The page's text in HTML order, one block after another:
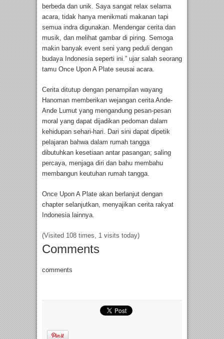
berbeda dan unik. Saya sangat relax selama
acara, tidak hanya menikmati makanan tapi
semua indra digunakan. Mendengar cerita dan
musik, dan melihat gambar di piring. Semoga
makin banyak event seni yang peduli dengan
budaya Indonesia seperti ini.” ujar salah seorang
tamu Once Upon A Plate seusai acara.
Cerita ditutup dengan penampilan wayang
Hanoman memberikan wejangan cerita Ande-
Ande Lumut yang mengandung pesan-pesan
moral yang dapat dijadikan pedoman dalam
kehidupan sehari-hari. Dari sini dapat dipetik
pelajaran bahwa dalam rumah tangga
dibutuhkan kesetiaan antar pasangan; saling
percaya, menjaga diri dan bahu membahu
membangun keutuhan rumah tangga.
Once Upon A Plate akan berlanjut dengan
chapter selanjutkan, menyajikan cerita rakyat
Indonesia lainnya.
(Visited 108 times, 1 visits today)
Comments
comments